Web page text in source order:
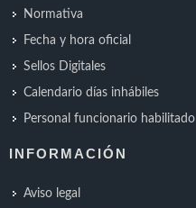
Normativa
Fecha y hora oficial
Sellos Digitales
Calendario días inhábiles
Personal funcionario habilitado
INFORMACIÓN
Aviso legal